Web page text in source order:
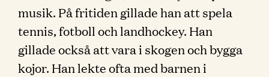
musik. På fritiden gillade han att spela
tennis, fotboll och landhockey. Han
gillade också att vara i skogen och bygga
kojor. Han lekte ofta med barnen i